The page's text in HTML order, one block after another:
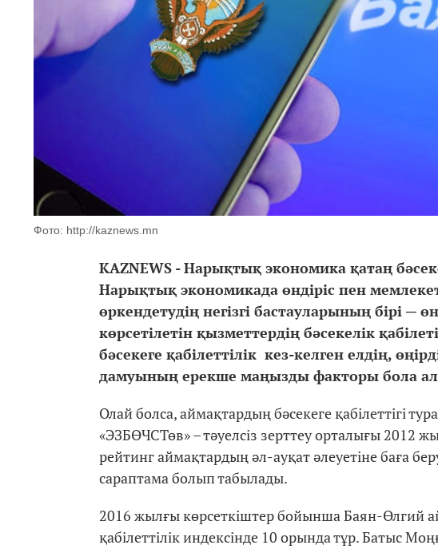
Фото: http://kaznews.mn
KAZNEWS - Нарықтық экономика қатаң
Нарықтық экономикада өндіріс пен
өркендетудің негізгі бастауларының бірі ─
көрсетілетін қызметтердің бәсекелік
бәсекеге қабілеттілік кез-келген елдің,
дамуының ерекше маңызды факторы бола
Олай болса, аймақтардың бәсекеге қабілеттігі
«ЭЗБӨЧСТөв» – тәуелсіз зерттеу орталығы 2012
рейтинг аймақтардың әл-ауқат әлеуетіне баға
сараптама болып табылады.
2016 жылғы көрсеткіштер бойынша Баян-Өлгий
қабілеттілік индексінде 10 орында тұр. Батыс